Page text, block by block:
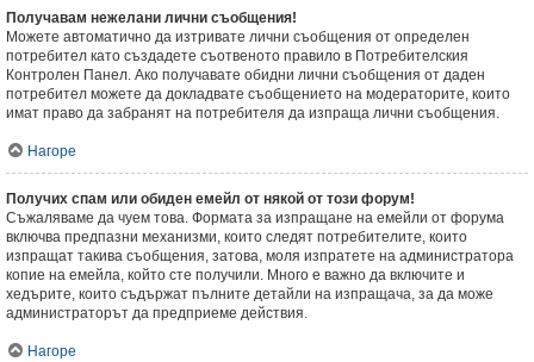
Получавам нежелани лични съобщения!
Можете автоматично да изтривате лични съобщения от определен
потребител като създадете съотвеното правило в Потребителския
Контролен Панел. Ако получавате обидни лични съобщения от даден
потребител можете да докладвате съобщението на модераторите, които
имат право да забранят на потребителя да изпраща лични съобщения.
Нагоре
Получих спам или обиден емейл от някой от този форум!
Съжаляваме да чуем това. Формата за изпращане на емейли от форума
включва предпазни механизми, които следят потребителите, които
изпращат такива съобщения, затова, моля изпратете на администратора
копие на емейла, който сте получили. Много е важно да включите и
хедърите, които съдържат пълните детайли на изпращача, за да може
администраторът да предприеме действия.
Нагоре